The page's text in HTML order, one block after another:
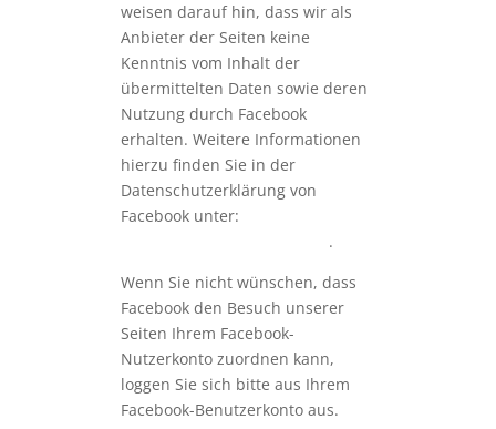
weisen darauf hin, dass wir als
Anbieter der Seiten keine
Kenntnis vom Inhalt der
übermittelten Daten sowie deren
Nutzung durch Facebook
erhalten. Weitere Informationen
hierzu finden Sie in der
Datenschutzerklärung von
Facebook unter:
.
Wenn Sie nicht wünschen, dass
Facebook den Besuch unserer
Seiten Ihrem Facebook-
Nutzerkonto zuordnen kann,
loggen Sie sich bitte aus Ihrem
Facebook-Benutzerkonto aus.